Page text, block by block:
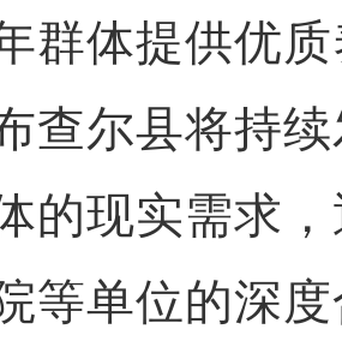
群体提供优
尔县将持续
的现实需求
等单位的深